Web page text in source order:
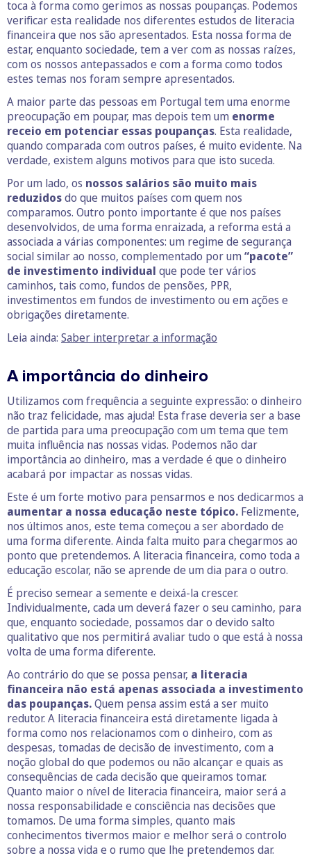
toca à forma como gerimos as nossas poupanças. Podemos
verificar esta realidade nos diferentes estudos de literacia
financeira que nos são apresentados. Esta nossa forma de
estar, enquanto sociedade, tem a ver com as nossas raízes,
com os nossos antepassados e com a forma como todos
estes temas nos foram sempre apresentados.
A maior parte das pessoas em Portugal tem uma enorme
preocupação em poupar, mas depois tem um enorme
receio em potenciar essas poupanças. Esta realidade,
quando comparada com outros países, é muito evidente. Na
verdade, existem alguns motivos para que isto suceda.
Por um lado, os nossos salários são muito mais
reduzidosdo que muitos países com quem nos
comparamos. Outro ponto importante é que nos países
desenvolvidos, de uma forma enraizada, a reforma está a
associada a várias componentes: um regime de segurança
social similar ao nosso, complementado por um “pacote”
de investimento individual que pode ter vários
caminhos, tais como, fundos de pensões, PPR,
investimentos em fundos de investimento ou em ações e
obrigações diretamente.
Leia ainda: Saber interpretar a informação
A importância do dinheiro
Utilizamos com frequência a seguinte expressão: o dinheiro
não traz felicidade, mas ajuda! Esta frase deveria ser a base
de partida para uma preocupação com um tema que tem
muita influência nas nossas vidas. Podemos não dar
importância ao dinheiro, mas a verdade é que o dinheiro
acabará por impactar as nossas vidas.
Este é um forte motivo para pensarmos e nos dedicarmos a
aumentar a nossa educação neste tópico. Felizmente,
nos últimos anos, este tema começou a ser abordado de
uma forma diferente. Ainda falta muito para chegarmos ao
ponto que pretendemos. A literacia financeira, como toda a
educação escolar, não se aprende de um dia para o outro.
É preciso semear a semente e deixá-la crescer.
Individualmente, cada um deverá fazer o seu caminho, para
que, enquanto sociedade, possamos dar o devido salto
qualitativo que nos permitirá avaliar tudo o que está à nossa
volta de uma forma diferente.
Ao contrário do que se possa pensar, a literacia
financeira não está apenas associada a investimento
das poupanças.Quem pensa assim está a ser muito
redutor. A literacia financeira está diretamente ligada à
forma como nos relacionamos com o dinheiro, com as
despesas, tomadas de decisão de investimento, com a
noção global do que podemos ou não alcançar e quais as
consequências de cada decisão que queiramos tomar.
Quanto maior o nível de literacia financeira, maior será a
nossa responsabilidade e consciência nas decisões que
tomamos. De uma forma simples, quanto mais
conhecimentos tivermos maior e melhor será o controlo
sobre a nossa vida e o rumo que lhe pretendemos dar.